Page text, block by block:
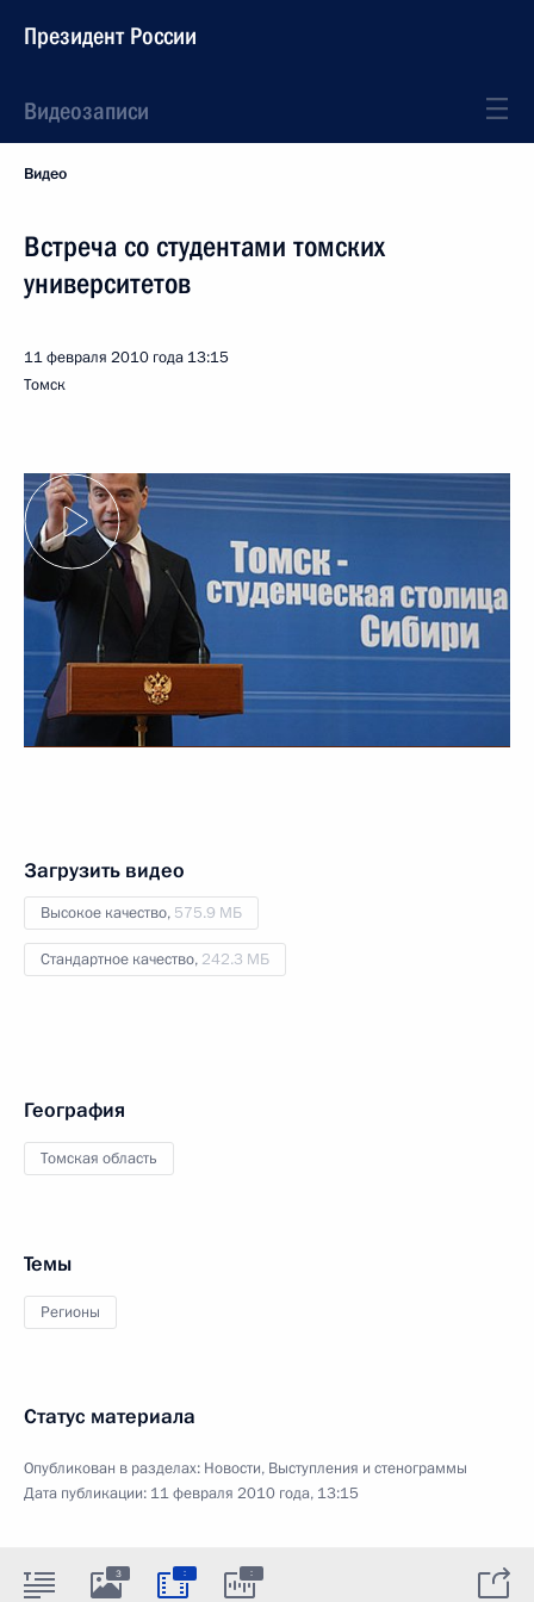
Президент России
Видеозаписи
Видео
Встреча со студентами томских
университетов
11 февраля 2010 года 13:15
Томск
Загрузить видео
Высокое качество, 575.9 МБ
Стандартное качество, 242.3 МБ
География
Томская область
Темы
Регионы
Статус материала
Опубликован в разделах: Новости, Выступления и стенограммы
Дата публикации: 11 февраля 2010 года, 13:15
3 : :